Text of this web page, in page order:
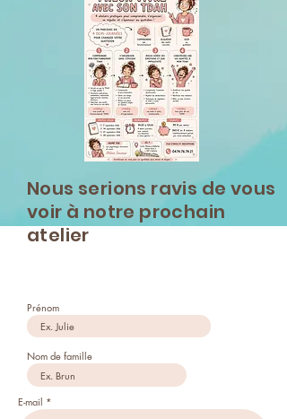
Nous serions ravis de vous
voir à notre prochain
atelier
Prénom
Nom de famille
E-mail